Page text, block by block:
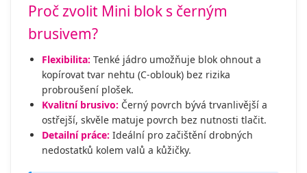
Proč zvolit Mini blok s černým
brusivem?
Flexibilita: Tenké jádro umožňuje blok ohnout a
kopírovat tvar nehtu (C-oblouk) bez rizika
probroušení plošek.
Kvalitní brusivo: Černý povrch bývá trvanlivější a
ostřejší, skvěle matuje povrch bez nutnosti tlačit.
Detailní práce: Ideální pro začištění drobných
nedostatků kolem valů a kůžičky.